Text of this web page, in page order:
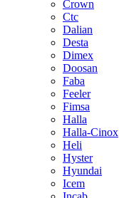
Crown
Ctc
Dalian
Desta
Dimex
Doosan
Faba
Feeler
Fimsa
Halla
Halla-Cinox
Heli
Hyster
Hyundai
Icem